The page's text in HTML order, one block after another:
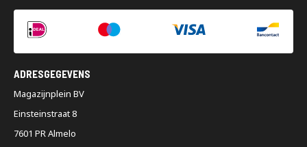
ADRESGEGEVENS
Magazijnplein BV
Einsteinstraat 8
7601 PR Almelo